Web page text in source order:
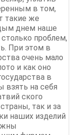
в том,
такие же
днем наше
проблем,
При этом в
очень мало
и как оно
в
взять на себя
ского
так и за
наших изделий